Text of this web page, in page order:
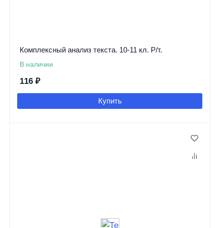
Комплексный анализ текста. 10-11 кл. Р/т.
В наличии
116 ₽
Купить